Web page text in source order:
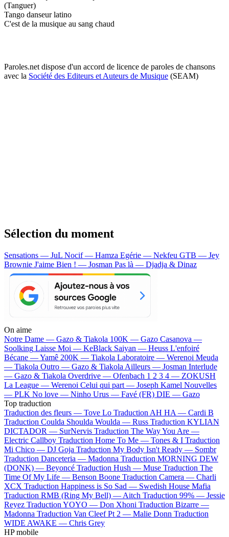
(Tanguer)
Tango danseur latino
C'est de la musique au sang chaud
Paroles.net dispose d'un accord de licence de paroles de chansons
avec la Société des Editeurs et Auteurs de Musique (SEAM)
Sélection du moment
Sensations — JuL Nocif — Hamza Egérie — Nekfeu GTB — Jey
Brownie J'aime Bien ! — Josman Pas là — Djadja & Dinaz
On aime
Notre Dame — Gazo & Tiakola 100K — Gazo Casanova —
Soolking Laisse Moi — KeBlack Saiyan — Heuss L'enfoiré
Bécane —Yamê 200K — Tiakola Laboratoire — Werenoi Meuda
— Tiakola Outro — Gazo & Tiakola Ailleurs — Josman Interlude
— Gazo & Tiakola Overdrive — Ofenbach 1 2 3 4 — ZOKUSH
La League — Werenoi Celui qui part — Joseph Kamel Nouvelles
— PLK No love — Ninho Urus — Favé (FR) DIE — Gazo
Top traduction
Traduction des fleurs — Tove Lo Traduction AH HA — Cardi B
Traduction Coulda Shoulda Woulda — Russ Traduction KYLIAN
DICTADOR — SurNervis Traduction The Way You Are —
Electric Callboy Traduction Home To Me — Tones & I Traduction
Mi Chico — DJ Goja Traduction My Body Isn't Ready — Sombr
Traduction Danceteria — Madonna Traduction MORNING DEW
(DONK) — Beyoncé Traduction Hush — Muse Traduction The
Time Of My Life — Benson Boone Traduction Camera — Charli
XCX Traduction Happiness is So Sad — Swedish House Mafia
Traduction RMB (Ring My Bell) — Aitch Traduction 99% — Jessie
Reyez Traduction YOYO — Don Xhoni Traduction Bizarre —
Madonna Traduction Van Cleef Pt 2 — Malie Donn Traduction
WIDE AWAKE — Chris Grey
HP mobile